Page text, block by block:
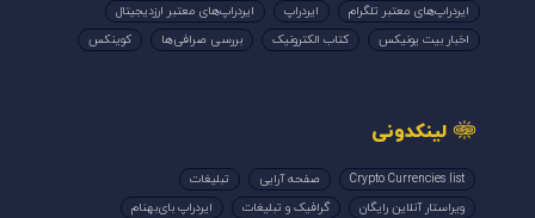
ایردراپ‌های معتبر تلگرام ایردراپ
ایردراپ‌های معتبر ارزدیجیتال
اخبار بیت یونیکس
کتاب الکترونیک بررسی صرافی‌ها کوینکس
لینکدونی
Crypto Currencies list صفحه آرایی
تبلیغات
ویراستار آنلاین رایگان
گرافیک و تبلیغات ایردراپ بای‌بهنام